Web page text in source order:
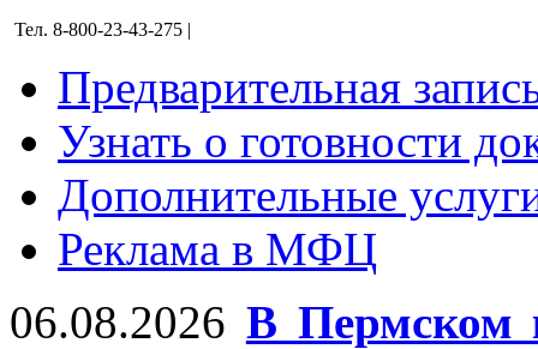
Тел. 8-800-23-43-275 |
Предварительная
Узнать о готовности
Дополнительные
Реклама в МФЦ
06.08.2026 В Пермском